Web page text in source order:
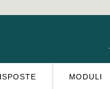
MODULI